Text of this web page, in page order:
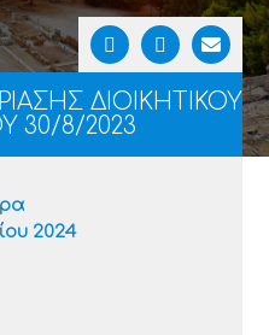
ΔΙΟΙΚΗΤΙΚΟΥ
30/8/2023
2024